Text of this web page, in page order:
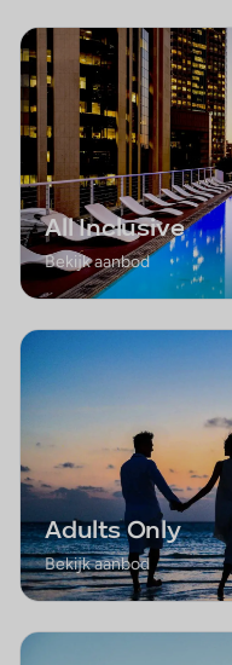
All Inclusive
Bekijk aanbod
Adults Only
Bekijk aanbod